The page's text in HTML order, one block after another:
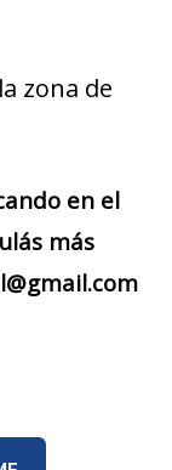
zona de
en el
más